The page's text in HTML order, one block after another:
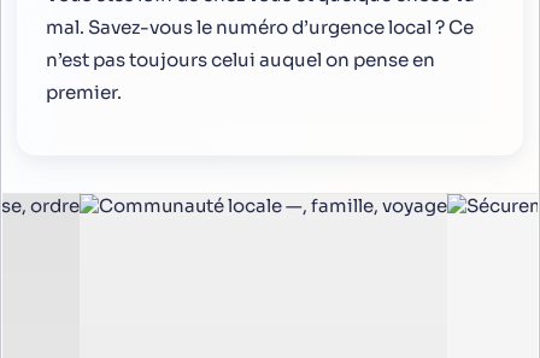
mal. Savez-vous le numéro d’urgence local ? Ce
n’est pas toujours celui auquel on pense en
premier.